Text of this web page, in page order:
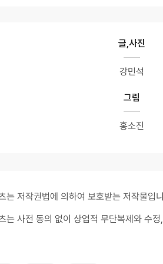
글,사진
강민석
그림
홍소진
는 저작권법에 의하여 보호받는 저작물입
는 사전 동의 없이 상업적 무단복제와 수